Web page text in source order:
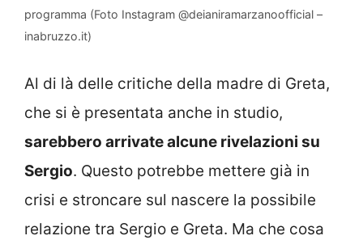
programma (Foto Instagram @deianiramarzanoofficial –
inabruzzo.it)
Al di là delle critiche della madre di Greta,
che si è presentata anche in studio,
sarebbero arrivate alcune rivelazioni su
Sergio. Questo potrebbe mettere già in
crisi e stroncare sul nascere la possibile
relazione tra Sergio e Greta. Ma che cosa